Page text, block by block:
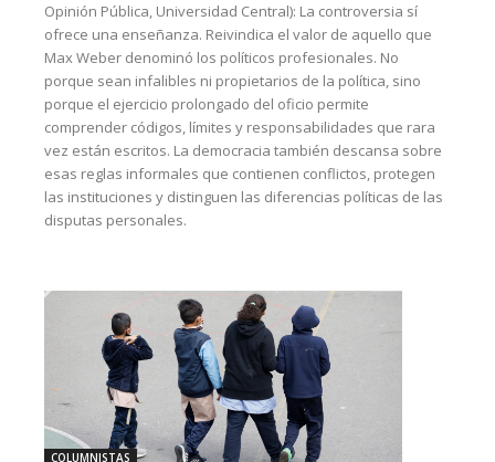
Opinión Pública, Universidad Central): La controversia sí
ofrece una enseñanza. Reivindica el valor de aquello que
Max Weber denominó los políticos profesionales. No
porque sean infalibles ni propietarios de la política, sino
porque el ejercicio prolongado del oficio permite
comprender códigos, límites y responsabilidades que rara
vez están escritos. La democracia también descansa sobre
esas reglas informales que contienen conflictos, protegen
las instituciones y distinguen las diferencias políticas de las
disputas personales.
COLUMNISTAS